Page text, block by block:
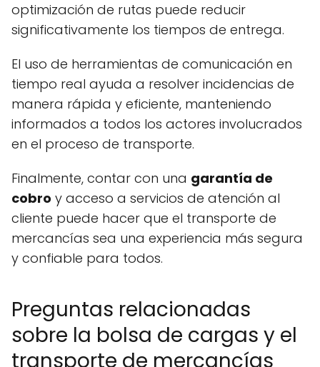
optimización de rutas puede reducir
significativamente los tiempos de entrega.
El uso de herramientas de comunicación en
tiempo real ayuda a resolver incidencias de
manera rápida y eficiente, manteniendo
informados a todos los actores involucrados
en el proceso de transporte.
Finalmente, contar con una garantía de
cobro y acceso a servicios de atención al
cliente puede hacer que el transporte de
mercancías sea una experiencia más segura
y confiable para todos.
Preguntas relacionadas
sobre la bolsa de cargas y el
transporte de mercancías